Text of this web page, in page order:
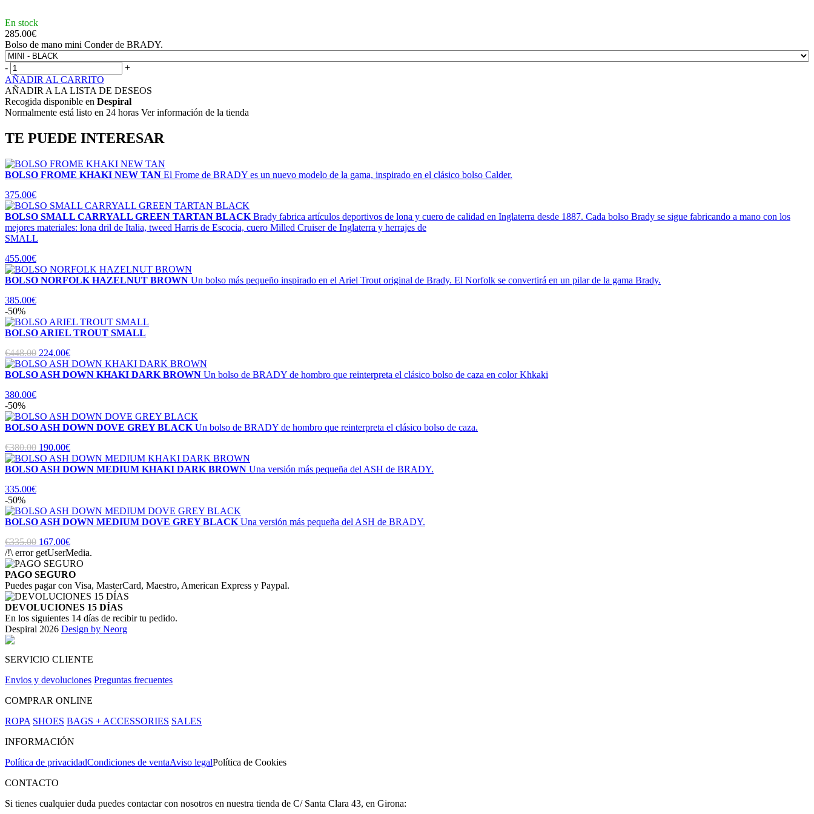
En stock
285.00€
Bolso de mano mini Conder de BRADY.
-
+
AÑADIR AL CARRITO
AÑADIR A LA LISTA DE DESEOS
Recogida disponible en Despiral
Normalmente está listo en 24 horas Ver información de la tienda
TE PUEDE INTERESAR
BOLSO FROME KHAKI NEW TAN El Frome de BRADY es un nuevo modelo de la gama, inspirado en el clásico bolso Calder.
375.00€
BOLSO SMALL CARRYALL GREEN TARTAN BLACK Brady fabrica artículos deportivos de lona y cuero de calidad en Inglaterra desde 1887. Cada bolso Brady se sigue fabricando a mano con los
mejores materiales: lona dril de Italia, tweed Harris de Escocia, cuero Milled Cruiser de Inglaterra y herrajes de
SMALL
455.00€
BOLSO NORFOLK HAZELNUT BROWN Un bolso más pequeño inspirado en el Ariel Trout original de Brady. El Norfolk se convertirá en un pilar de la gama Brady.
385.00€
-50%
BOLSO ARIEL TROUT SMALL
€448.00 224.00€
BOLSO ASH DOWN KHAKI DARK BROWN Un bolso de BRADY de hombro que reinterpreta el clásico bolso de caza en color Khkaki
380.00€
-50%
BOLSO ASH DOWN DOVE GREY BLACK Un bolso de BRADY de hombro que reinterpreta el clásico bolso de caza.
€380.00 190.00€
BOLSO ASH DOWN MEDIUM KHAKI DARK BROWN Una versión más pequeña del ASH de BRADY.
335.00€
-50%
BOLSO ASH DOWN MEDIUM DOVE GREY BLACK Una versión más pequeña del ASH de BRADY.
€335.00 167.00€
/!\ error getUserMedia.
PAGO SEGURO
Puedes pagar con Visa, MasterCard, Maestro, American Express y Paypal.
DEVOLUCIONES 15 DÍAS
En los siguientes 14 días de recibir tu pedido.
Despiral 2026 Design by Neorg
SERVICIO CLIENTE
Envios y devoluciones Preguntas frecuentes
COMPRAR ONLINE
ROPA SHOES BAGS + ACCESSORIES SALES
INFORMACIÓN
Política de privacidadCondiciones de ventaAviso legalPolítica de Cookies
CONTACTO
Si tienes cualquier duda puedes contactar con nosotros en nuestra tienda de C/ Santa Clara 43, en Girona: